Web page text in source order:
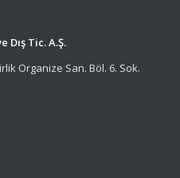
Dış Tic. A.Ş.
Organize San. Böl. 6. Sok.